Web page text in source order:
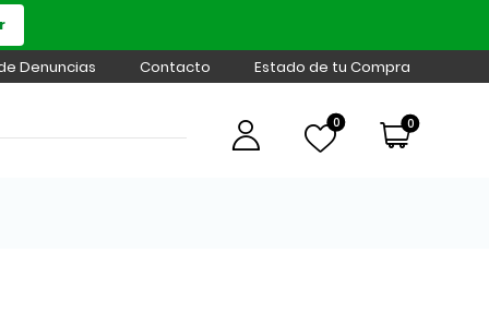
Denuncias Contacto Estado de tu Compra
0 0